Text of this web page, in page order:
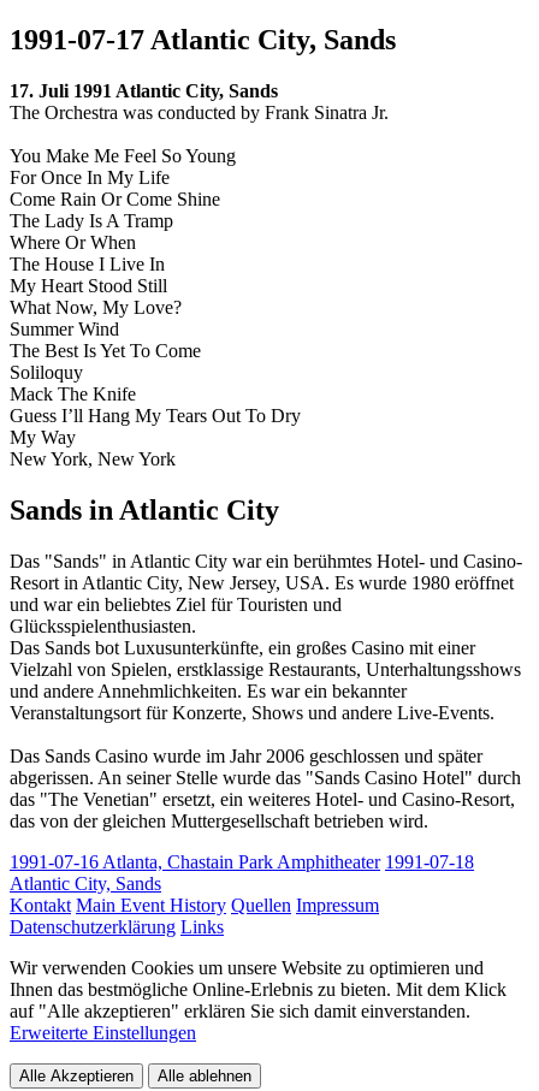
1991-07-17 Atlantic City, Sands
17. Juli 1991 Atlantic City, Sands
The Orchestra was conducted by Frank Sinatra Jr.
You Make Me Feel So Young
For Once In My Life
Come Rain Or Come Shine
The Lady Is A Tramp
Where Or When
The House I Live In
My Heart Stood Still
What Now, My Love?
Summer Wind
The Best Is Yet To Come
Soliloquy
Mack The Knife
Guess I’ll Hang My Tears Out To Dry
My Way
New York, New York
Sands in Atlantic City
Das "Sands" in Atlantic City war ein berühmtes Hotel- und Casino-
Resort in Atlantic City, New Jersey, USA. Es wurde 1980 eröffnet
und war ein beliebtes Ziel für Touristen und
Glücksspielenthusiasten.
Das Sands bot Luxusunterkünfte, ein großes Casino mit einer
Vielzahl von Spielen, erstklassige Restaurants, Unterhaltungsshows
und andere Annehmlichkeiten. Es war ein bekannter
Veranstaltungsort für Konzerte, Shows und andere Live-Events.
Das Sands Casino wurde im Jahr 2006 geschlossen und später
abgerissen. An seiner Stelle wurde das "Sands Casino Hotel" durch
das "The Venetian" ersetzt, ein weiteres Hotel- und Casino-Resort,
das von der gleichen Muttergesellschaft betrieben wird.
1991-07-16 Atlanta, Chastain Park Amphitheater 1991-07-18
Atlantic City, Sands
Kontakt Main Event History Quellen Impressum
Datenschutzerklärung Links
Wir verwenden Cookies um unsere Website zu optimieren und
Ihnen das bestmögliche Online-Erlebnis zu bieten. Mit dem Klick
auf "Alle akzeptieren" erklären Sie sich damit einverstanden.
Erweiterte Einstellungen
Alle Akzeptieren Alle ablehnen